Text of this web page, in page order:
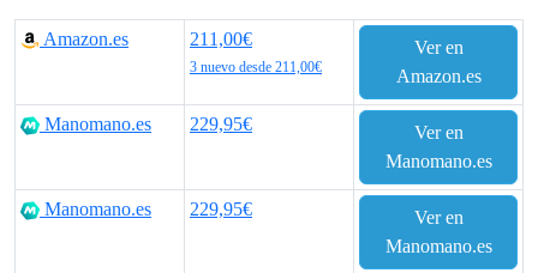
r
c
o
r
e
c
o
Amazon.es 211,00€
3 nuevo desde 211,00€
Ver en
Amazon.es
Manomano.es 229,95€
Ver en
Manomano.es
Manomano.es 229,95€
Ver en
Manomano.es